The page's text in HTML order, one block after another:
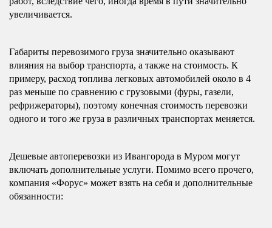
увеличивается.
Габариты перевозимого груза значительно оказывают
влияния на выбор транспорта, а также на стоимость. К
примеру, расход топлива легковых автомобилей около в 4
раз меньше по сравнению с грузовыми (фуры, газели,
рефрижераторы), поэтому конечная стоимость перевозки
одного и того же груза в различных транспортах меняется.
Дешевые автоперевозки из Ивангорода в Муром могут
включать дополнительные услуги. Помимо всего прочего,
компания «Форус» может взять на себя и дополнительные
обязанности: